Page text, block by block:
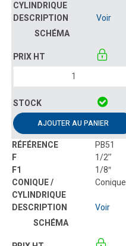
Voir
AJOUTER AU PANIER
PB51
1/2’’
1/8″
Conique
Voir